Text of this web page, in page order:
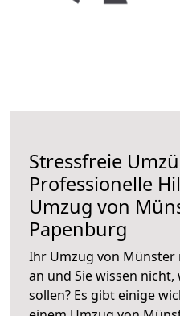
Stressfreie
Professionelle
Umzug von
Papenburg
Ihr Umzug von
an und Sie wissen nicht,
sollen? Es gibt einige